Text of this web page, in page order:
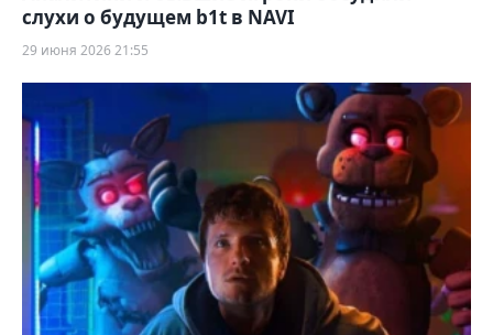
слухи о будущем b1t в NAVI
29 июня 2026 21:55